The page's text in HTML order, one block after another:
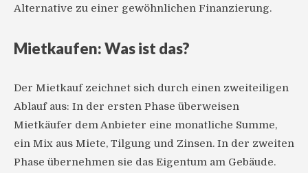
Alternative zu einer gewöhnlichen Finanzierung.
Mietkaufen: Was ist das?
Der Mietkauf zeichnet sich durch einen zweiteiligen
Ablauf aus: In der ersten Phase überweisen
Mietkäufer dem Anbieter eine monatliche Summe,
ein Mix aus Miete, Tilgung und Zinsen. In der zweiten
Phase übernehmen sie das Eigentum am Gebäude.